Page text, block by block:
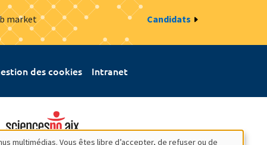
market Candidats
des cookies Intranet
multimédias. Vous êtes libre d’accepter, de refuser ou de